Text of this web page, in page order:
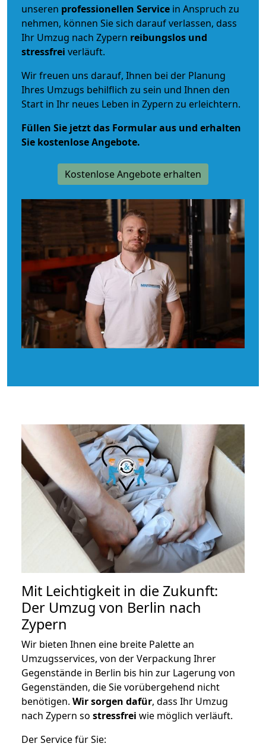
unseren professionellen Service in Anspruch zu
nehmen, können Sie sich darauf verlassen, dass
Ihr Umzug nach Zypern reibungslos und
stressfrei verläuft.
Wir freuen uns darauf, Ihnen bei der Planung
Ihres Umzugs behilflich zu sein und Ihnen den
Start in Ihr neues Leben in Zypern zu erleichtern.
Füllen Sie jetzt das Formular aus und erhalten
Sie kostenlose Angebote.
Kostenlose Angebote erhalten
Mit Leichtigkeit in die Zukunft:
Der Umzug von Berlin nach
Zypern
Wir bieten Ihnen eine breite Palette an
Umzugsservices, von der Verpackung Ihrer
Gegenstände in Berlin bis hin zur Lagerung von
Gegenständen, die Sie vorübergehend nicht
benötigen. Wir sorgen dafür, dass Ihr Umzug
nach Zypern so stressfrei wie möglich verläuft.
Der Service für Sie: